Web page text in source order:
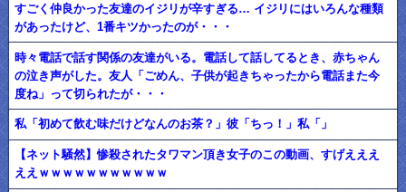
すごく仲良かった友達のイジリが辛すぎる… イジリにはいろんな種類
があったけど、1番キツかったのが・・・
時々電話で話す関係の友達がいる。電話して話してるとき、赤ちゃん
の泣き声がした。友人「ごめん、子供が起きちゃったから電話また今
度ね」って切られたが・・・
私「初めて飲む味だけどなんのお茶？」彼「ちっ！」私「」
【ネット騒然】惨殺されたタワマン頂き女子のこの動画、すげえええ
ええｗｗｗｗｗｗｗｗｗｗｗ